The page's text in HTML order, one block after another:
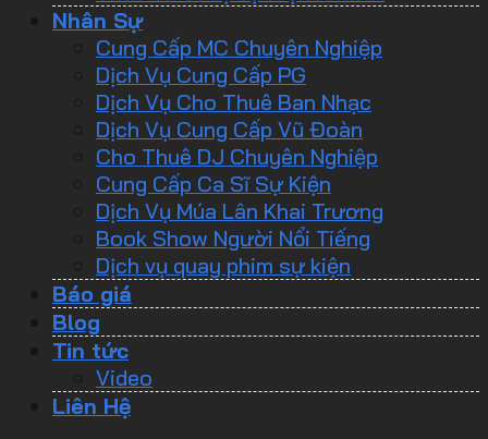
Nhân Sự
Cung Cấp MC Chuyên Nghiệp
Dịch Vụ Cung Cấp PG
Dịch Vụ Cho Thuê Ban Nhạc
Dịch Vụ Cung Cấp Vũ Đoàn
Cho Thuê DJ Chuyên Nghiệp
Cung Cấp Ca Sĩ Sự Kiện
Dịch Vụ Múa Lân Khai Trương
Book Show Người Nổi Tiếng
Dịch vụ quay phim sự kiện
Báo giá
Blog
Tin tức
Video
Liên Hệ